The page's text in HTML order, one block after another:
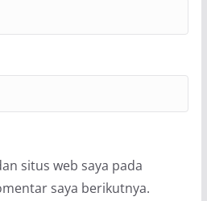
situs web saya pada
saya berikutnya.